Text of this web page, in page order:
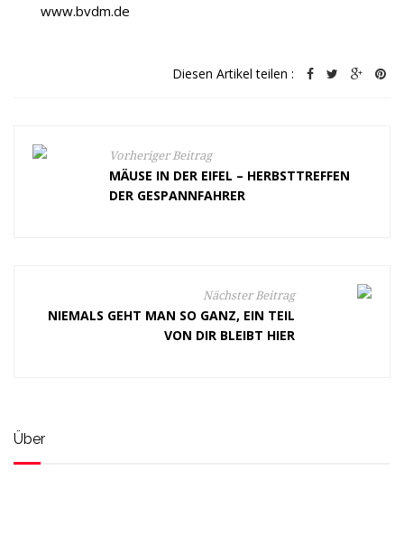
www.bvdm.de
Diesen Artikel teilen :
Vorheriger Beitrag
MÄUSE IN DER EIFEL – HERBSTTREFFEN
DER GESPANNFAHRER
Nächster Beitrag
NIEMALS GEHT MAN SO GANZ, EIN TEIL
VON DIR BLEIBT HIER
Über